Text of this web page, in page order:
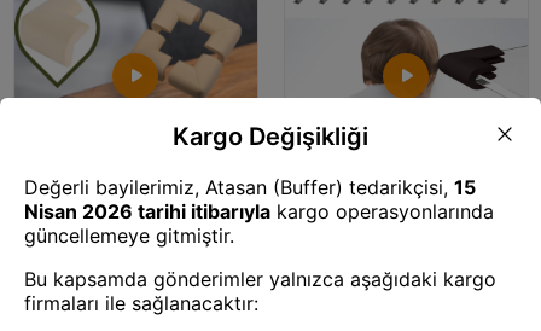
Koruyucu ve Kilit
BUFFER® 10lu Bebek Çocuk
Ahşap Sehpa Krem Köşe
Koruyucu Yastık Sünger
Koruyucu ve Kilit
Darbe Koruyucu Güvenlik Kiti